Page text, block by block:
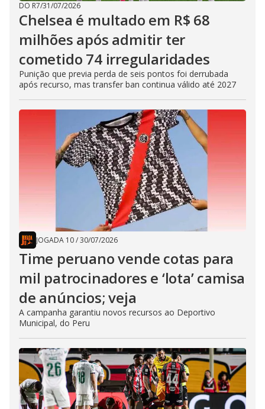
DO R7/31/07/2026
Chelsea é multado em R$ 68
milhões após admitir ter
cometido 74 irregularidades
Punição que previa perda de seis pontos foi derrubada
após recurso, mas transfer ban continua válido até 2027
JOGADA 10/30/07/2026
Time peruano vende cotas para
mil patrocinadores e ‘lota’ camisa
de anúncios; veja
A campanha garantiu novos recursos ao Deportivo
Municipal, do Peru